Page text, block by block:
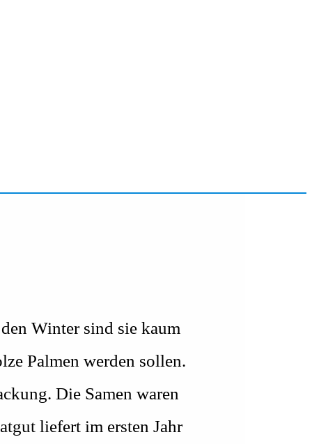
Winter sind sie kaum
Palmen werden sollen.
Die Samen waren
liefert im ersten Jahr